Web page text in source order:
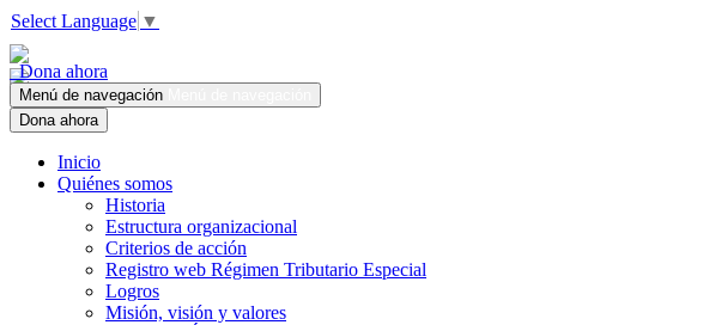
Select Language ▼
Dona ahora
Menú de navegación
Dona ahora
Inicio
Quiénes somos
Historia
Estructura organizacional
Criterios de acción
Registro web Régimen Tributario Especial
Logros
Misión, visión y valores